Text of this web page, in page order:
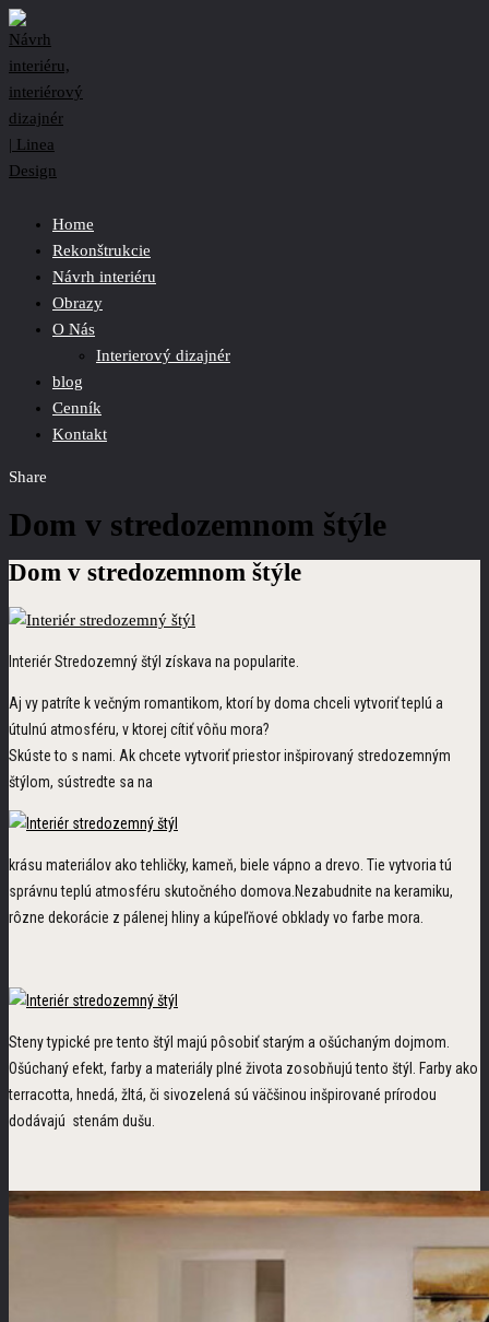
Home
Rekonštrukcie
Návrh interiéru
Obrazy
O Nás
Interierový dizajnér
blog
Cenník
Kontakt
Share
Dom v stredozemnom štýle
Dom v stredozemnom štýle
Interiér Stredozemný štýl získava na popularite.
Aj vy patríte k večným romantikom, ktorí by doma chceli vytvoriť teplú a
útulnú atmosféru, v ktorej cítiť vôňu mora?
Skúste to s nami. Ak chcete vytvoriť priestor inšpirovaný stredozemným
štýlom, sústredte sa na
krásu materiálov ako tehličky, kameň, biele vápno a drevo. Tie vytvoria tú
správnu teplú atmosféru skutočného domova.Nezabudnite na keramiku,
rôzne dekorácie z pálenej hliny a kúpeľňové obklady vo farbe mora.
Steny typické pre tento štýl majú pôsobiť starým a ošúchaným dojmom.
Ošúchaný efekt, farby a materiály plné života zosobňujú tento štýl. Farby ako
terracotta, hnedá, žltá, či sivozelená sú väčšinou inšpirované prírodou
dodávajú stenám dušu.